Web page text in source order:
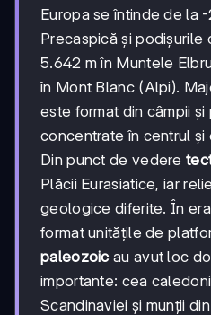
Europa se întinde de la
Precaspică și podișurile
5.642 m în Muntele
în Mont Blanc (Alpi).
este format din câmpii și
concentrate în centrul și
Din punct de vedere
Plăcii Eurasiatice, iar
geologice diferite. În
format unitățile de
paleozoic au avut loc
importante: cea
Scandinaviei și munții